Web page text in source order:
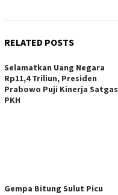
RELATED POSTS
Selamatkan Uang Negara
Rp11,4 Triliun, Presiden
Prabowo Puji Kinerja Satgas
PKH
Gempa Bitung Sulut Picu